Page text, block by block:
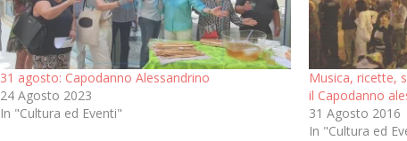
31 agosto: Capodanno Alessandrino
24 Agosto 2023
In "Cultura ed Eventi"
Musica, ricette,
il Capodanno
31 Agosto 2016
In "Cultura ed